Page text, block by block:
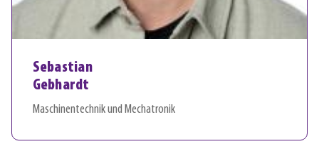
Sebastian
Gebhardt
Maschinentechnik und Mechatronik